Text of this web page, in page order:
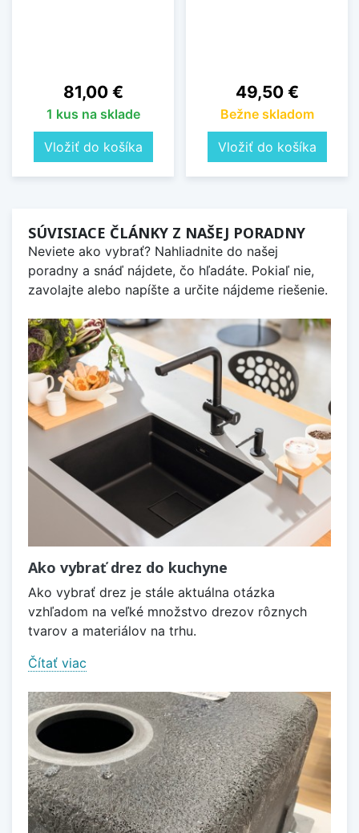
Cena
81,00 €
1 kus na sklade
Vložiť do košíka
Cena
49,50 €
Bežne skladom
Vložiť do košíka
SÚVISIACE ČLÁNKY Z NAŠEJ PORADNY
Neviete ako vybrať? Nahliadnite do našej
poradny a snáď nájdete, čo hľadáte. Pokiaľ nie,
zavolajte alebo napíšte a určite nájdeme riešenie.
Ako vybrať drez do kuchyne
Ako vybrať drez je stále aktuálna otázka
vzhľadom na veľké množstvo drezov rôznych
tvarov a materiálov na trhu.
Čítať viac